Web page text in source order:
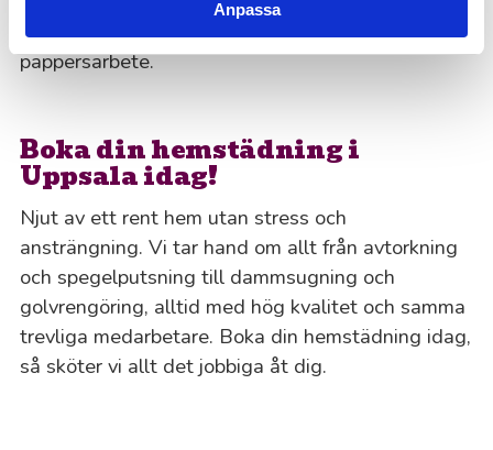
Anpassa
arbetskostnaden för hemstädning. Vi fixar allt
pappersarbete.
Boka din hemstädning i
Uppsala idag!
Njut av ett rent hem utan stress och
ansträngning. Vi tar hand om allt från avtorkning
och spegelputsning till dammsugning och
golvrengöring, alltid med hög kvalitet och samma
trevliga medarbetare. Boka din hemstädning idag,
så sköter vi allt det jobbiga åt dig.